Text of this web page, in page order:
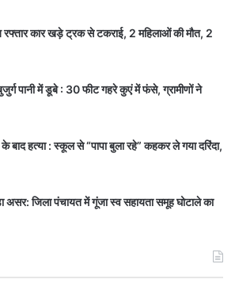
रफ्तार कार खड़े ट्रक से टकराई, 2 महिलाओं की मौत, 2
पानी में डूबे : 30 फीट गहरे कुएं में फंसे, ग्रामीणों ने
बाद हत्या : स्कूल से “पापा बुला रहे” कहकर ले गया दरिंदा,
असर: जिला पंचायत में गूंजा स्व सहायता समूह घोटाले का